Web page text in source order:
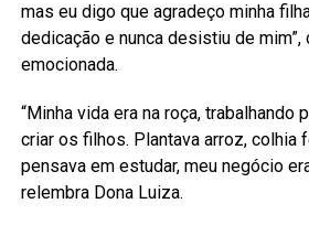
mas eu digo que agradeço minha
dedicação e nunca desistiu de mim”,
emocionada.
“Minha vida era na roça, trabalhando
criar os filhos. Plantava arroz, colhia
pensava em estudar, meu negócio
relembra Dona Luiza.